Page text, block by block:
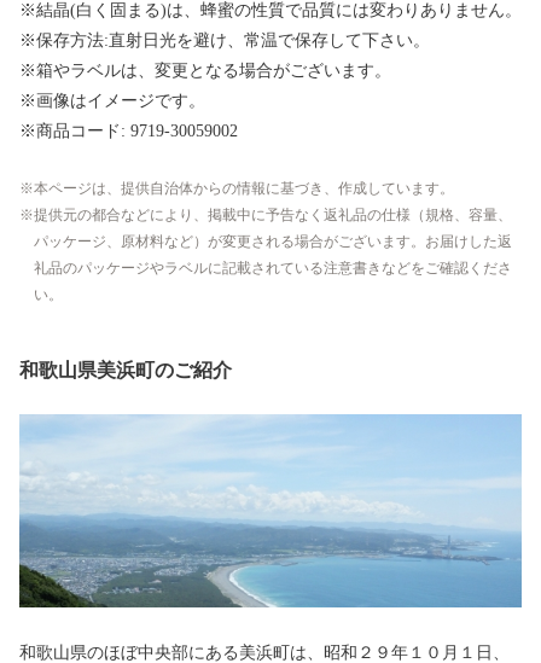
※結晶(白く固まる)は、蜂蜜の性質で品質には変わりありません。
※保存方法:直射日光を避け、常温で保存して下さい。
※箱やラベルは、変更となる場合がございます。
※画像はイメージです。
※商品コード: 9719-30059002
本ページは、提供自治体からの情報に基づき、作成しています。
提供元の都合などにより、掲載中に予告なく返礼品の仕様（規格、容量、
パッケージ、原材料など）が変更される場合がございます。お届けした返
礼品のパッケージやラベルに記載されている注意書きなどをご確認くださ
い。
和歌山県美浜町のご紹介
和歌山県のほぼ中央部にある美浜町は、昭和２９年１０月１日、